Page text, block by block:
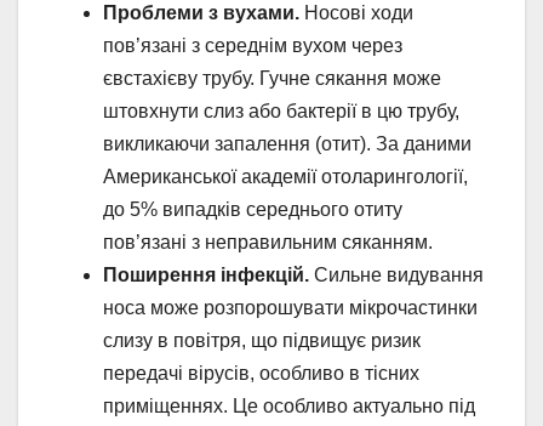
Проблеми з вухами. Носові ходи
пов’язані з середнім вухом через
євстахієву трубу. Гучне сякання може
штовхнути слиз або бактерії в цю трубу,
викликаючи запалення (отит). За даними
Американської академії отоларингології,
до 5% випадків середнього отиту
пов’язані з неправильним сяканням.
Поширення інфекцій. Сильне видування
носа може розпорошувати мікрочастинки
слизу в повітря, що підвищує ризик
передачі вірусів, особливо в тісних
приміщеннях. Це особливо актуально під